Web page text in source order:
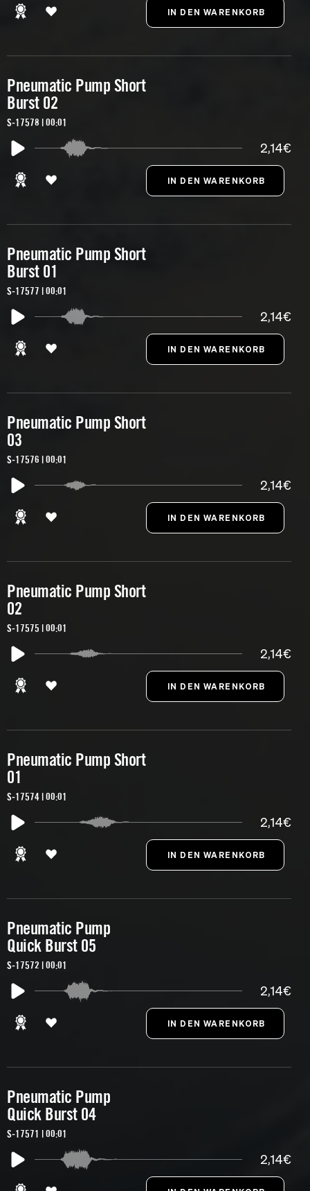
Pneumatic Pump Short
Burst 02
S-17578 | 00:01
2,14€
Pneumatic Pump Short
Burst 01
S-17577 | 00:01
2,14€
Pneumatic Pump Short
03
S-17576 | 00:01
2,14€
Pneumatic Pump Short
02
S-17575 | 00:01
2,14€
Pneumatic Pump Short
01
S-17574 | 00:01
2,14€
Pneumatic Pump
Quick Burst 05
S-17572 | 00:01
2,14€
Pneumatic Pump
Quick Burst 04
S-17571 | 00:01
2,14€